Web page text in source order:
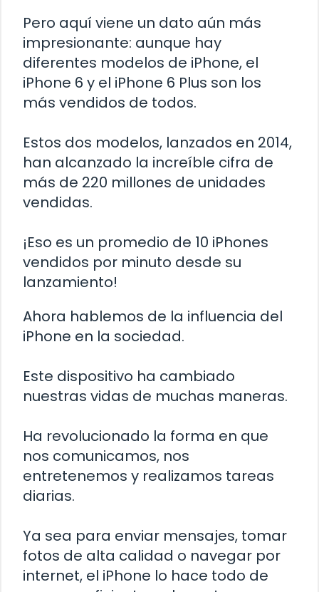
Pero aquí viene un dato aún más
impresionante: aunque hay
diferentes modelos de iPhone, el
iPhone 6 y el iPhone 6 Plus son los
más vendidos de todos.
Estos dos modelos, lanzados en 2014,
han alcanzado la increíble cifra de
más de 220 millones de unidades
vendidas.
¡Eso es un promedio de 10 iPhones
vendidos por minuto desde su
lanzamiento!
Ahora hablemos de la influencia del
iPhone en la sociedad.
Este dispositivo ha cambiado
nuestras vidas de muchas maneras.
Ha revolucionado la forma en que
nos comunicamos, nos
entretenemos y realizamos tareas
diarias.
Ya sea para enviar mensajes, tomar
fotos de alta calidad o navegar por
internet, el iPhone lo hace todo de